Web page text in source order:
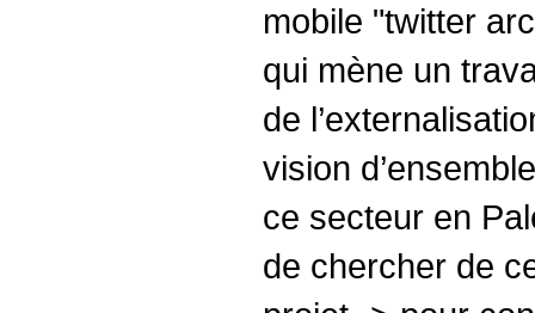
mobile "twitter
qui mène un
de
vision
ce secteur en
de chercher de